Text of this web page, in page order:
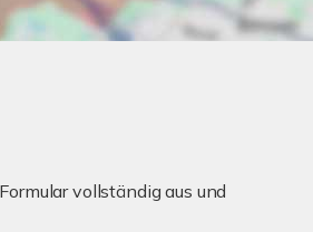
vollständig aus und